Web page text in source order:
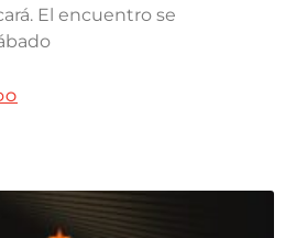
El encuentro se